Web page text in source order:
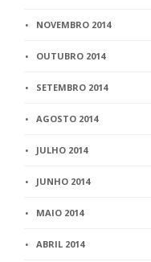
NOVEMBRO 2014
OUTUBRO 2014
SETEMBRO 2014
AGOSTO 2014
JULHO 2014
JUNHO 2014
MAIO 2014
ABRIL 2014